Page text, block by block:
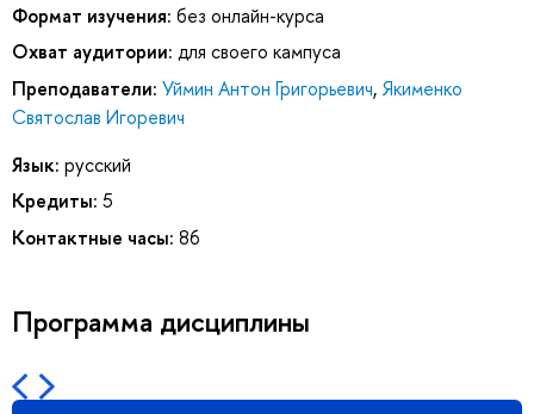
Формат изучения: без онлайн-курса
Охват аудитории: для своего кампуса
Преподаватели: Уймин Антон Григорьевич, Якименко
Святослав Игоревич
Язык: русский
Кредиты: 5
Контактные часы: 86
Программа дисциплины